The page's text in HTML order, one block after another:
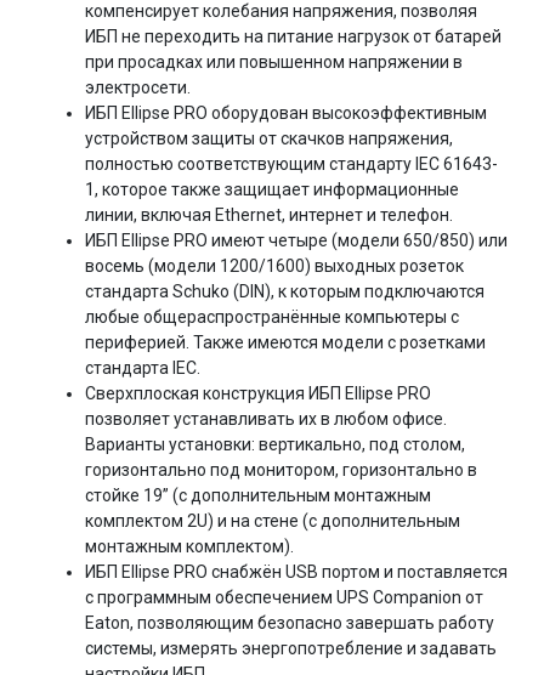
компенсирует колебания напряжения, позволяя
ИБП не переходить на питание нагрузок от батарей
при просадках или повышенном напряжении в
электросети.
ИБП Ellipse PRO оборудован высокоэффективным
устройством защиты от скачков напряжения,
полностью соответствующим стандарту IEC 61643-
1, которое также защищает информационные
линии, включая Ethernet, интернет и телефон.
ИБП Ellipse PRO имеют четыре (модели 650/850) или
восемь (модели 1200/1600) выходных розеток
стандарта Schuko (DIN), к которым подключаются
любые общераспространённые компьютеры с
периферией. Также имеются модели с розетками
стандарта IEC.
Сверхплоская конструкция ИБП Ellipse PRO
позволяет устанавливать их в любом офисе.
Варианты установки: вертикально, под столом,
горизонтально под монитором, горизонтально в
стойке 19” (с дополнительным монтажным
комплектом 2U) и на стене (с дополнительным
монтажным комплектом).
ИБП Ellipse PRO снабжён USB портом и поставляется
с программным обеспечением UPS Companion от
Eaton, позволяющим безопасно завершать работу
системы, измерять энергопотребление и задавать